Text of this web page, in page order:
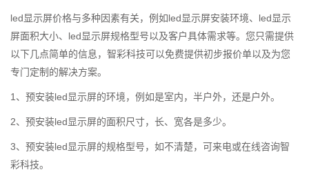
led显示屏价格与多种因素有关，例如led显示屏安装环境、led显示
屏面积大小、led显示屏规格型号以及客户具体需求等。您只需提供
以下几点简单的信息，智彩科技可以免费提供初步报价单以及为您
专门定制的解决方案。
1、预安装led显示屏的环境，例如是室内，半户外，还是户外。
2、预安装led显示屏的面积尺寸，长、宽各是多少。
3、预安装led显示屏的规格型号，如不清楚，可来电或在线咨询智
彩科技。